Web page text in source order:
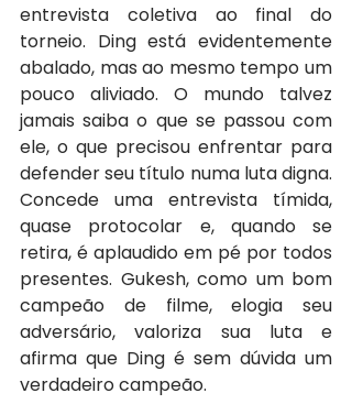
entrevista coletiva ao final do
torneio. Ding está evidentemente
abalado, mas ao mesmo tempo um
pouco aliviado. O mundo talvez
jamais saiba o que se passou com
ele, o que precisou enfrentar para
defender seu título numa luta digna.
Concede uma entrevista tímida,
quase protocolar e, quando se
retira, é aplaudido em pé por todos
presentes. Gukesh, como um bom
campeão de filme, elogia seu
adversário, valoriza sua luta e
afirma que Ding é sem dúvida um
verdadeiro campeão.